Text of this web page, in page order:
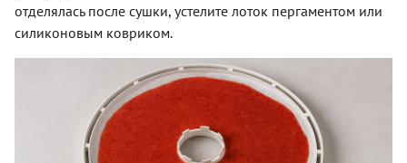
отделялась после сушки, устелите лоток пергаментом или
силиконовым ковриком.